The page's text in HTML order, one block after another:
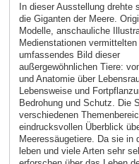
In dieser Ausstellung drehte
die Giganten der Meere.
Modelle, anschauliche
Medienstationen vermittelten
umfassendes Bild dieser
außergewöhnlichen Tiere:
und Anatomie über
Lebensweise und
Bedrohung und Schutz. Die
verschiedenen
eindrucksvollen Überblick
Meeressäugetiere. Da sie in
leben und viele Arten sehr